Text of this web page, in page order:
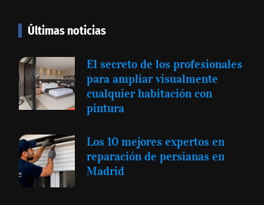
Últimas noticias
El secreto de los profesionales
para ampliar visualmente
cualquier habitación con
pintura
Los 10 mejores expertos en
reparación de persianas en
Madrid